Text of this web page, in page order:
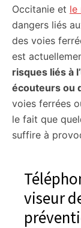
Occitanie et le
dangers liés
des voies
est
risques liés à
écouteurs ou
voies ferrées
le fait que
suffire à
viseur